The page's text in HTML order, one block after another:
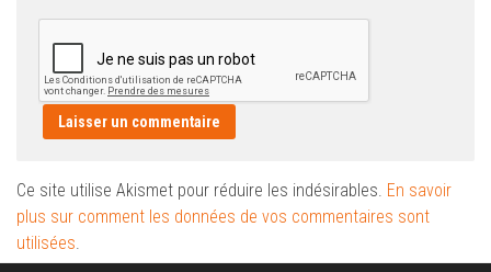
Ce site utilise Akismet pour réduire les indésirables. En savoir
plus sur comment les données de vos commentaires sont
utilisées